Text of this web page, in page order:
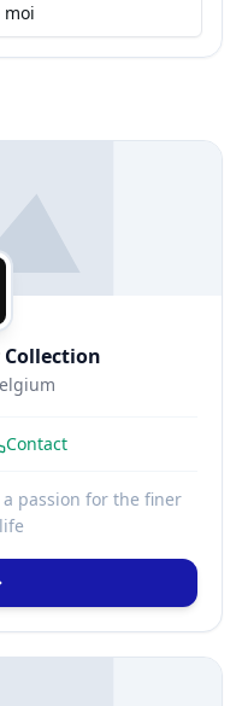
moi
Collection
Contact
passion for the finer